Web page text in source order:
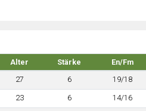
Alter Stärke En/Fm
27 6 19/18
23 6 14/16